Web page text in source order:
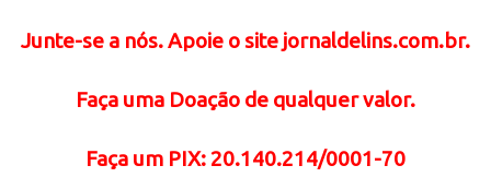
Junte-se a nós. Apoie o site jornaldelins.com.br.
Faça uma Doação de qualquer valor.
Faça um PIX: 20.140.214/0001-70